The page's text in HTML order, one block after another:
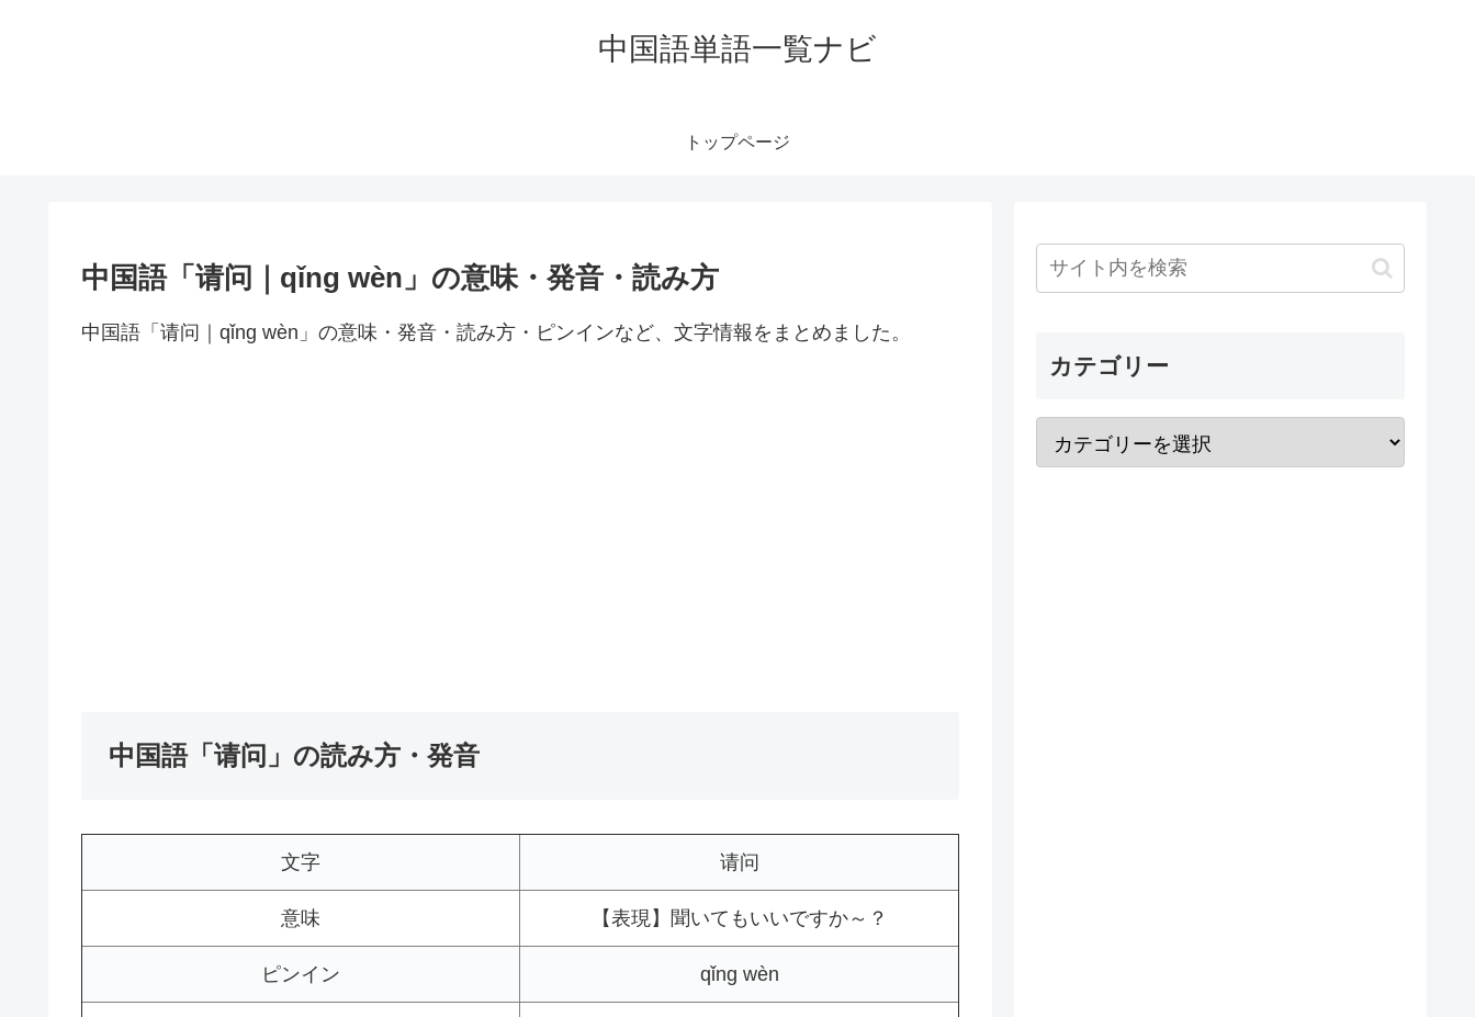
中国語単語一覧ナビ
トップページ
中国語「请问｜qǐng wèn」の意味・発音・読み方
中国語「请问｜qǐng wèn」の意味・発音・読み方・ピンインなど、文字情報をまとめました。
中国語「请问」の読み方・発音
文字 请问
意味 【表現】聞いてもいいですか～？
ピンイン qǐng wèn
カテゴリー